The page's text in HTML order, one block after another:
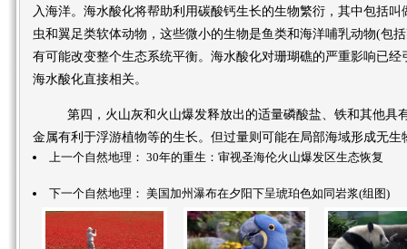
入海洋。海水酸化将帮助利用碳酸钙生长的生物繁衍，其中包括
虫和翼足类软体动物，这些微小的生物是鱼类和海洋哺乳动物(包
有可能改变整个生态系统平衡。海水酸化对珊瑚礁的严重影响已
海水酸化直接相关。
第四，火山灰和火山爆发释放出的适量磷酸盐、铁和其他具
金属有利于浮游植物等的生长。但过量则可能在局部海域形成无生
上一个自然地理： 30年的重生：审视圣海伦火山爆发区生态恢复
下一个自然地理： 美国加州瀑布在夕阳下呈琥珀色如同岩浆(组图)